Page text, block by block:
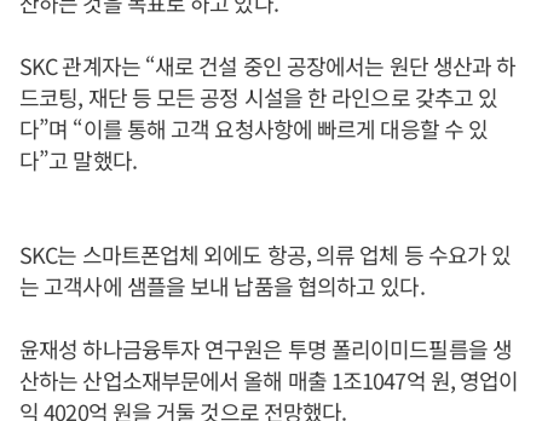
SKC 관계자는 “새로 건설 중인 공장에서는 원단 생산과 하
드코팅, 재단 등 모든 공정 시설을 한 라인으로 갖추고 있
다”며 “이를 통해 고객 요청사항에 빠르게 대응할 수 있
다”고 말했다.
SKC는 스마트폰업체 외에도 항공, 의류 업체 등 수요가 있
는 고객사에 샘플을 보내 납품을 협의하고 있다.
윤재성 하나금융투자 연구원은 투명 폴리이미드필름을 생
산하는 산업소재부문에서 올해 매출 1조1047억 원, 영업이
익 4020억 원을 거둘 것으로 전망했다.